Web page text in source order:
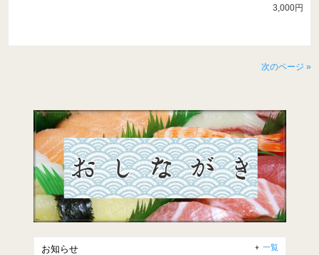
3,000円
次のページ »
お知らせ 一覧